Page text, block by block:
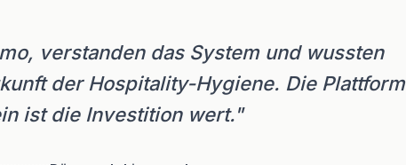
verstanden das System und wussten
der Hospitality-Hygiene. Die Plattform
ist die Investition wert."